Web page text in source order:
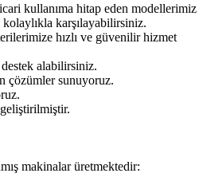
kullanıma hitap eden modellerimiz
karşılayabilirsiniz.
hızlı ve güvenilir hizmet
alabilirsiniz.
çözümler sunuyoruz.
makinalar üretmektedir: